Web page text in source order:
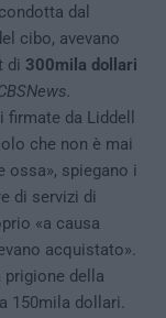
dal
cibo, avevano
di 300mila dollari
da Liddell
che non è mai
ossa», spiegano i
di servizi di
«a causa
acquistato».
della
150mila dollari.